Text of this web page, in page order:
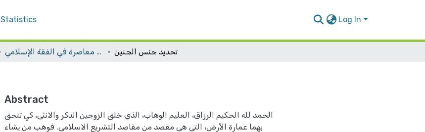
Statistics Log In
المؤتمر الدولي التاسع لكلية الشريعة بعنوان : "قضايا طبية معاصرة في الفقة الإسلامي". تحديد جنس الجنين
Abstract
الحمد لله الحكيم الرزاق، العليم الوهاب، الذي خلق الزوجين الذكر والانثى، كي تتحق
بهما عمارة الأرض، التي هي مقصد من مقاصد التشريع الاسلامي. فوهب من يشاء